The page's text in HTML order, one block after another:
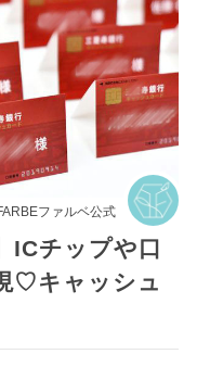
ファルベ公式
ICチップや口
♡キャッシュ